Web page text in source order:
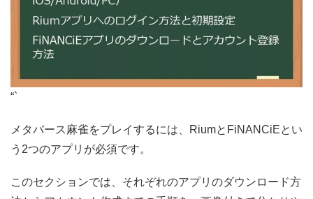
“`
メタバース麻雀をプレイするには、RiumとFiNANCiEとい
う2つのアプリが必須です。
このセクションでは、それぞれのアプリのダウンロード方